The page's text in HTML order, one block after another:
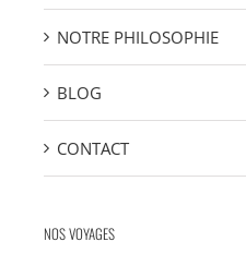
NOTRE PHILOSOPHIE
BLOG
CONTACT
NOS VOYAGES